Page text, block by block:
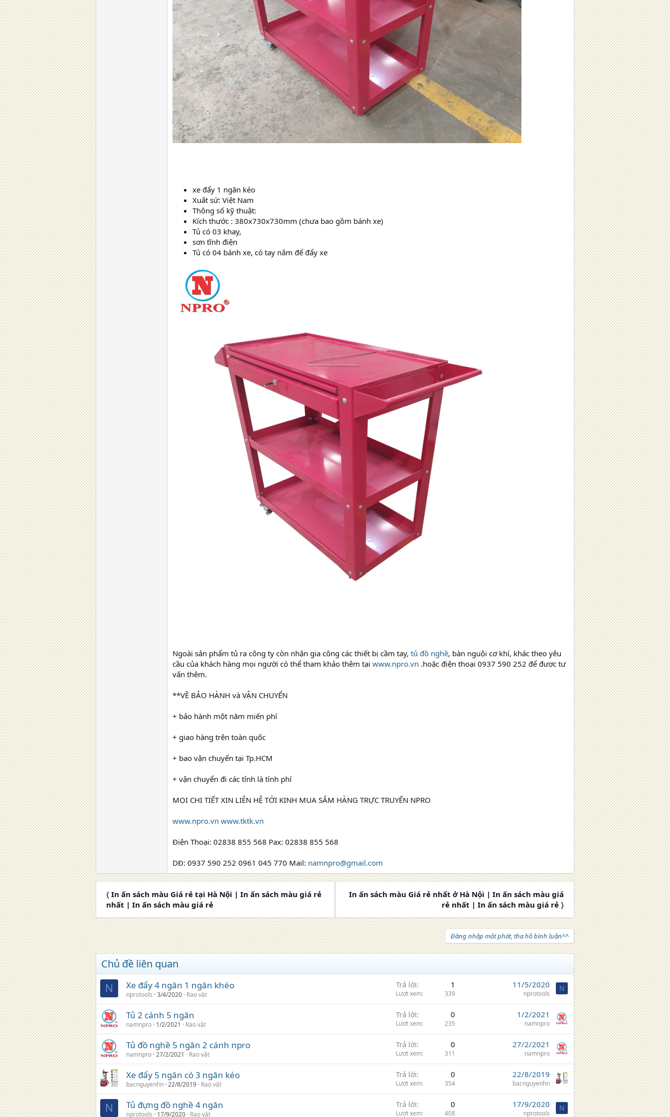
xe đẩy 1 ngăn kéo
Xuất sứ: Việt Nam
Thông số kỹ thuật:
Kích thước : 380x730x730mm (chưa bao gồm bánh xe)
Tủ có 03 khay,
sơn tĩnh điện
Tủ có 04 bánh xe, có tay nắm để đẩy xe
Ngoài sản phẩm tủ ra công ty còn nhận gia công các thiết bị cầm tay, tủ đồ nghề, bàn nguội cơ khí, khác theo yêu
cầu của khách hàng mọi người có thể tham khảo thêm tại www.npro.vn .hoặc điện thoại 0937 590 252 để được tư
vấn thêm.
**VỀ BẢO HÀNH và VẬN CHUYỂN
+ bảo hành một năm miến phí
+ giao hàng trên toàn quốc
+ bao vận chuyển tại Tp.HCM
+ vận chuyển đi các tỉnh là tính phí
MỌI CHI TIẾT XIN LIÊN HỆ TỚI KINH MUA SẮM HÀNG TRỰC TRUYẾN NPRO
www.npro.vn www.tktk.vn
Điện Thoại: 02838 855 568 Pax: 02838 855 568
DĐ: 0937 590 252 0961 045 770 Mail: namnpro@gmail.com
〈 In ấn sách màu Giá rẻ tại Hà Nội | In ấn sách màu giá rẻ
nhất | In ấn sách màu giá rẻ
In ấn sách màu Giá rẻ nhất ở Hà Nội | In ấn sách màu giá
rẻ nhất | In ấn sách màu giá rẻ 〉
Đăng nhập một phát, tha hồ bình luận^^
Chủ đề liên quan
N Xe đẩy 4 ngăn 1 ngăn khéo
nprotools 3/4/2020 Rao vặt
Trả lời 1
Lượt xem 339
11/5/2020
nprotools
N
Tủ 2 cánh 5 ngăn
namnpro 1/2/2021 Rao vặt
Trả lời 0
Lượt xem 235
1/2/2021
namnpro
Tủ đồ nghề 5 ngăn 2 cánh npro
namnpro 27/2/2021 Rao vặt
Trả lời 0
Lượt xem 311
27/2/2021
namnpro
Xe đẩy 5 ngăn có 3 ngăn kéo
bacnguyenhn 22/8/2019 Rao vặt
Trả lời 0
Lượt xem 354
22/8/2019
bacnguyenhn
N Tủ đựng đồ nghề 4 ngăn
nprotools 17/9/2020 Rao vặt
Trả lời 0
Lượt xem 408
17/9/2020
nprotools
N